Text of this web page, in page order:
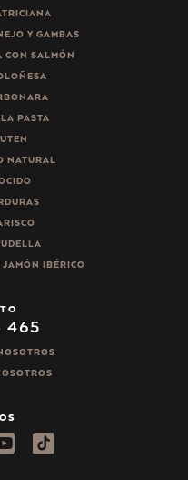
Y GAMBAS
CON SALMÓN
PASTA
NATURAL
IBÉRICO
465